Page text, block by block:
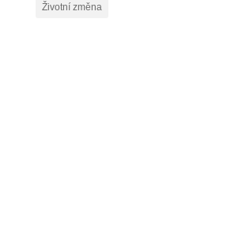
Životní změna